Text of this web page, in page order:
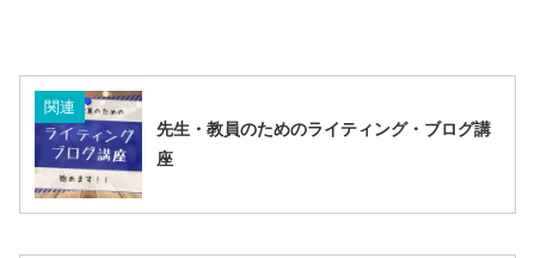
関連
先生・教員のためのライティング・ブログ講
座